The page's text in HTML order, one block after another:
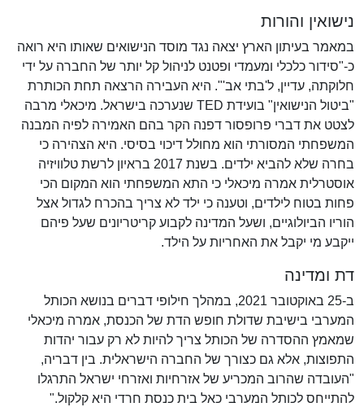
נישואין והורות
במאמר בעיתון הארץ יצאה נגד מוסד הנישואים שאותו היא רואה
כ-"סידור כלכלי ומעמדי ופטנט לניהול קל יותר של החברה על ידי
חלוקתה, עדיין, ל'בתי אב'". היא העבירה הרצאה תחת הכותרת
"ביטול הנישואין" בועידת TED שנערכה בישראל. מיכאלי מרבה
לצטט את דברי פרופסור דפנה הקר בהם האמירה לפיה המבנה
המשפחתי המסורתי הוא מחולל דיכוי בסיסי. היא הצהירה כי
בחרה שלא להביא ילדים. בשנת 2017 בראיון לרשת טלוויזיה
אוסטרלית אמרה מיכאלי כי התא המשפחתי הוא המקום הכי
פחות בטוח לילדים, וטענה כי ילד לא צריך בהכרח לגדול אצל
הוריו הביולוגיים, ושעל המדינה לקבוע קריטריונים שעל פיהם
ייקבע מי יקבל את האחריות על הילד.
דת ומדינה
ב-25 באוקטובר 2021, במהלך חילופי דברים בנושא הכותל
המערבי בישיבת שדולת חופש הדת של הכנסת, אמרה מיכאלי
שמאמץ ההסדרה של הכותל צריך להיות לא רק עבור יהדות
התפוצות, אלא גם כצורך של החברה הישראלית. בין דבריה,
"העובדה שהרוב המכריע של אזרחיות ואזרחי ישראל התרגלו
להתייחס לכותל המערבי כאל בית כנסת חרדי היא קלקול."